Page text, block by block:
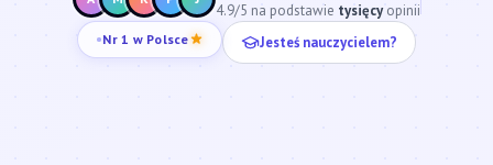
4.9/5 na podstawie tysięcyopinii
Nr 1 w Polsce Jesteś nauczycielem?